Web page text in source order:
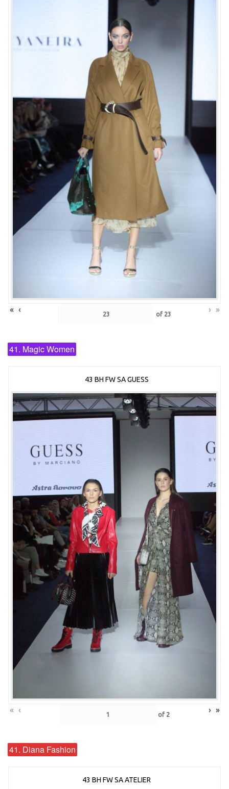
« ‹ of 23 › »
41. Magic Women
43 BH FW SA GUESS
« ‹ of 2 › »
41. Diana Fashion
43 BH FW SA ATELIER